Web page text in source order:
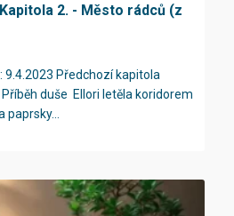
2. - Město rádců (z
9.4.2023 Předchozí kapitola
Příběh duše Ellori letěla koridorem